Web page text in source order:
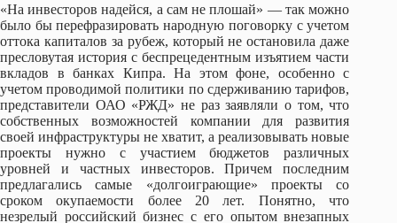
«На инвесторов надейся, а сам не плошай» — так можно
было бы перефразировать народную поговорку с учетом
оттока капиталов за рубеж, который не остановила даже
пресловутая история с беспрецедентным изъятием части
вкладов в банках Кипра. На этом фоне, особенно с
учетом проводимой политики по сдерживанию тарифов,
представители ОАО «РЖД» не раз заявляли о том, что
собственных возможностей компании для развития
своей инфраструктуры не хватит, а реализовывать новые
проекты нужно с участием бюджетов различных
уровней и частных инвесторов. Причем последним
предлагались самые «долгоиграющие» проекты со
сроком окупаемости более 20 лет. Понятно, что
незрелый российский бизнес с его опытом внезапных